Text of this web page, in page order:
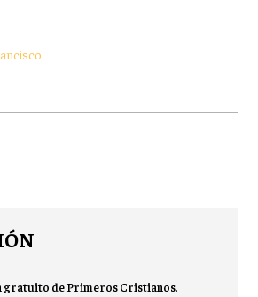
gratuito de Primeros Cristianos.